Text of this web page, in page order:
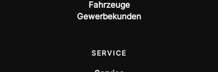
Fahrzeuge
Gewerbekunden
SERVICE